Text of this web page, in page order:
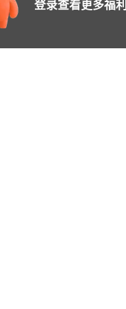
登录查看更多福